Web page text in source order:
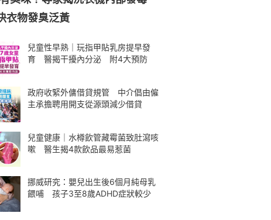
衣物發臭泛黃
兒童性早熟｜玩指甲貼乳房提早發
育 醫揭干擾內分泌 附4大預防
政府收緊外傭借貸規管 中介倡由僱
主承擔聘用開支從源頭減少借貸
兒童健康｜水樽飲管藏霉菌致肚瀉咳
嗽 醫生揭4款飲品最易惹菌
挪威研究：嬰兒出生後6個月純母乳
餵哺 孩子3至8歲ADHD症狀較少